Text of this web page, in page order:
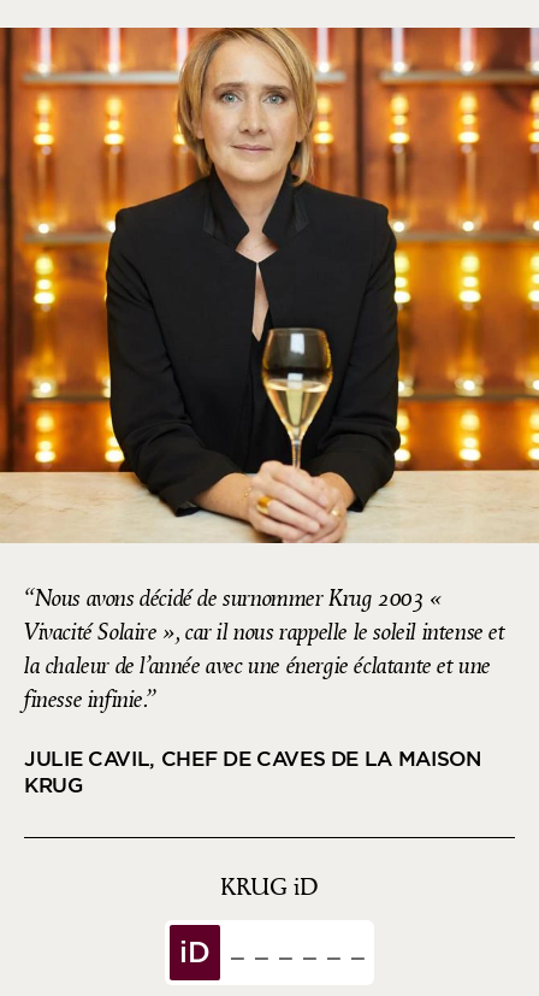
Nous avons décidé de surnommer Krug 2003 «
Vivacité Solaire », car il nous rappelle le soleil intense et
la chaleur de l’année avec une énergie éclatante et une
finesse infinie.
JULIE CAVIL, CHEF DE CAVES DE LA MAISON
KRUG
KRUG iD
iD